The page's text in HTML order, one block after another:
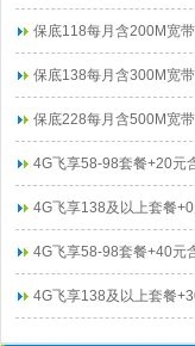
保底118每月含200M宽
保底138每月含300M宽
保底228每月含500M宽
4G飞享58-98套餐+20元
4G飞享138及以上套餐
4G飞享58-98套餐+40元
4G飞享138及以上套餐